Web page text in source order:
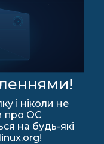
і ніколи не
про ОС
на будь-які